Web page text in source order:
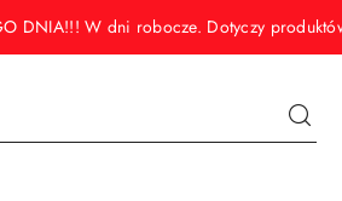
DNIA!!! W dni robocze. Dotyczy